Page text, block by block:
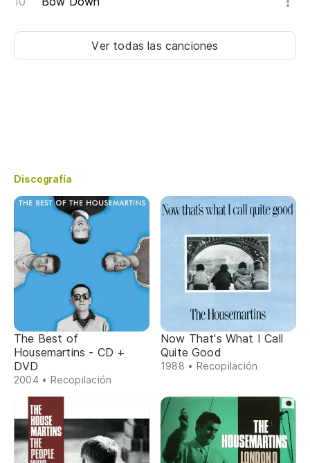
Ver todas las canciones
Discografía
The Best of
Housemartins - CD +
DVD
2004 • Recopilación
Now That's What I Call
Quite Good
1988 • Recopilación